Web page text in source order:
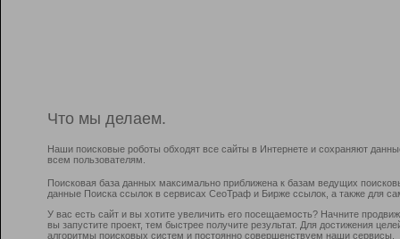
Что мы делаем.
Наши поисковые роботы обходят все сайты в Интернете и сохраняют
всем пользователям.
Поисковая база данных максимально приближена к базам ведущих
данные Поиска ссылок в сервисах СеоТраф и Бирже ссылок, а также для
У вас есть сайт и вы хотите увеличить его посещаемость? Начните
вы запустите проект, тем быстрее получите результат. Для достижения
алгоритмы поисковых систем и постоянно совершенствуем наши сервисы.